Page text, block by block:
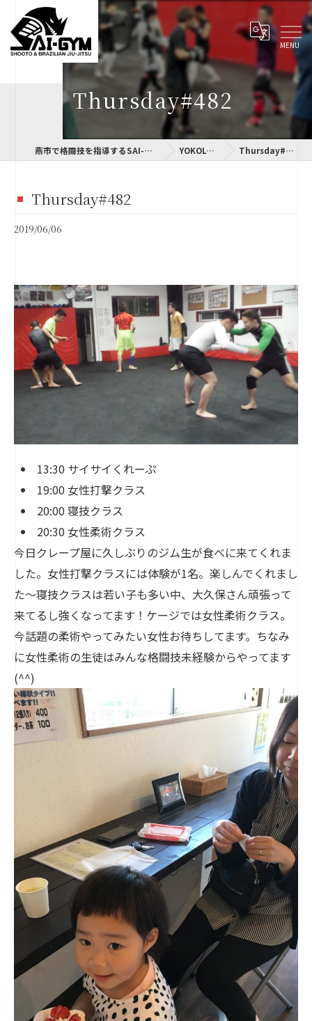
Thursday#482
燕市で格闘技を指導するSAI-GYM YOKOLOG Thursday#482
Thursday#482
2019/06/06
13:30 サイサイくれーぷ
19:00 女性打撃クラス
20:00 寝技クラス
20:30 女性柔術クラス
今日クレープ屋に久しぶりのジム生が食べに来てくれま
した。女性打撃クラスには体験が1名。楽しんでくれまし
た〜寝技クラスは若い子も多い中、大久保さん頑張って
来てるし強くなってます！ケージでは女性柔術クラス。
今話題の柔術やってみたい女性お待ちしてます。ちなみ
に女性柔術の生徒はみんな格闘技未経験からやってます
(^^)